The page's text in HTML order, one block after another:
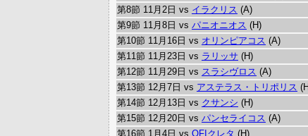
第8節 11月2日 vs イラクリス (A)
第9節 11月8日 vs パニオニオス (H)
第10節 11月16日 vs オリンピアコス (A)
第11節 11月23日 vs ラリッサ (H)
第12節 11月29日 vs スラシヴロス (A)
第13節 12月7日 vs アステラス・トリポリス
第14節 12月13日 vs クサンシ (H)
第15節 12月20日 vs パンセライコス (A)
第16節 1月4日 vs OFIクレタ (H)